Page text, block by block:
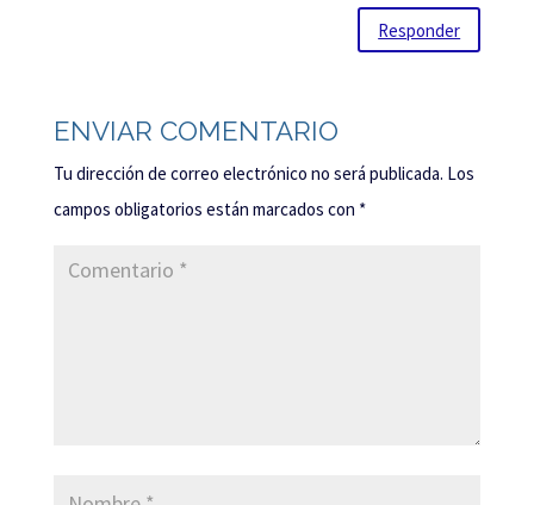
Responder
ENVIAR COMENTARIO
Tu dirección de correo electrónico no será publicada. Los
campos obligatorios están marcados con *